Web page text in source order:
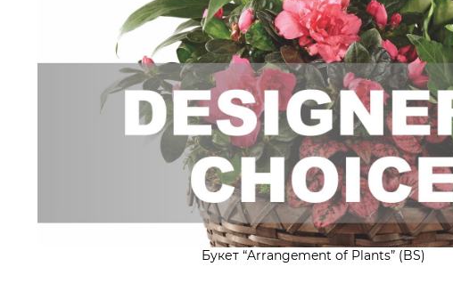
Букет “Arrangement of Plants” (BS)